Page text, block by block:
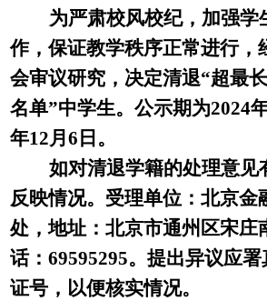
为严肃校风校纪，加强学
作，保证教学秩序正常进行，
会审议研究，决定清退“超最
名单”中学生。公示期为2024
年12月6日。
如对清退学籍的处理意见
反映情况。受理单位：北京金
处，地址：北京市通州区宋庄
话：69595295。提出异议应
证号，以便核实情况。